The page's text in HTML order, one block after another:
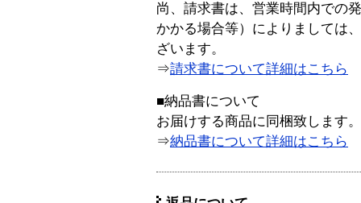
尚、請求書は、営業時間内での
かかる場合等）によりましては
ざいます。
⇒請求書について詳細はこちら
■納品書について
お届けする商品に同梱致します。
⇒納品書について詳細はこちら